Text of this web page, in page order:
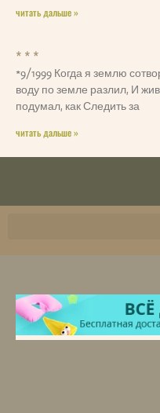
читать дальше »
* * *
*9/1999 Когда я землю
воду по земле разлил, И
подумал, как Следить за
читать дальше »